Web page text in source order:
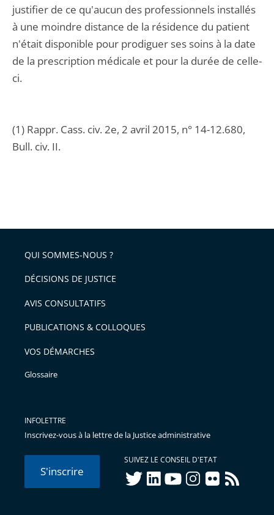
justifier de ce qu'aucun des professionnels installés
à une moindre distance de la résidence du patient
n'était disponible pour prodiguer ses soins à la date
de la prescription médicale et pour la durée de celle-
ci.
(1) Rappr. Cass. civ. 2e, 2 avril 2015, n° 14-12.680,
Bull. civ. II.
QUI SOMMES-NOUS ?
DÉCISIONS DE JUSTICE
AVIS CONSULTATIFS
PUBLICATIONS & COLLOQUES
VOS DÉMARCHES
Glossaire
INFOLETTRE
Inscrivez-vous à la lettre de la Justice administrative
S'inscrire
SUIVEZ LE CONSEIL D'ETAT
twitterlinkedInyoutubeinstagram
flickr rss